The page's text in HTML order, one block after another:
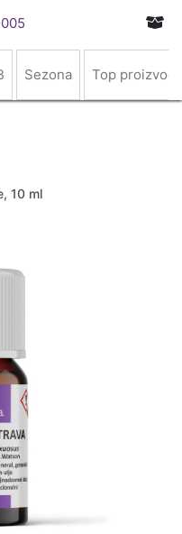
Sezona Top proizvodi
10 ml